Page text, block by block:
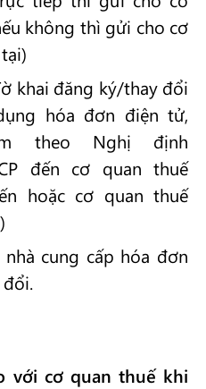
không thì gửi cho cơ
khai đăng ký/thay đổi
hóa đơn điện tử,
theo Nghị định
đến cơ quan thuế
hoặc cơ quan thuế
cung cấp hóa đơn
với cơ quan thuế khi